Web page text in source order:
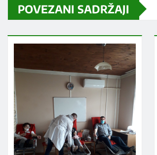
POVEZANI SADRŽAJI